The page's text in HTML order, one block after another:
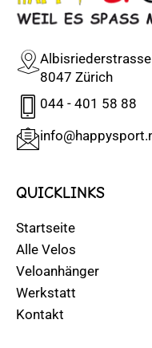
8047 Zürich
044 - 401 58 88
QUICKLINKS
Startseite
Alle Velos
Veloanhänger
Werkstatt
Kontakt